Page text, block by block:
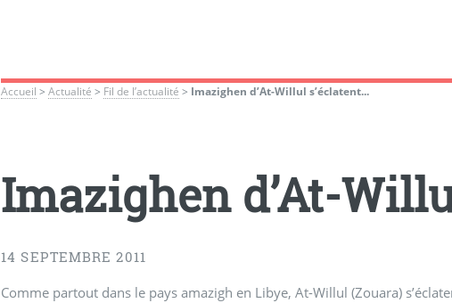
Accueil >Actualité > Fil de l’actualité > Imazighen d’At-Willul s’éclatent...
Imazighen d’At-
14 SEPTEMBRE 2011
Comme partout dans le pays amazigh en Libye, At-Willul (Zouara)